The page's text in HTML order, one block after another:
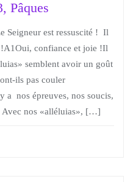
Pâques
Seigneur est ressuscité ! Il
confiance et joie !Il
semblent avoir un goût
ils pas couler
a nos épreuves, nos soucis,
nos «alléluias», […]